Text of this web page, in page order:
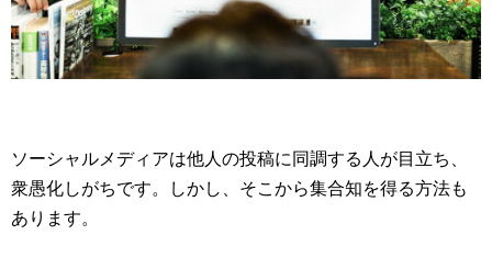
ソーシャルメディアは他人の投稿に同調する人が目立ち、
衆愚化しがちです。しかし、そこから集合知を得る方法も
あります。